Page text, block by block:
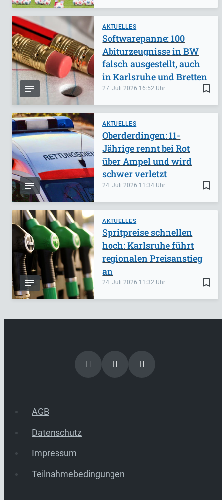
AKTUELLES
bookmark_border
27. Juli 2026 16:52
Softwarepanne: 100
Abiturzeugnisse in BW
falsch ausgestellt, auch
in Karlsruhe und Bretten
AKTUELLES
bookmark_border
24. Juli 2026 11:34
Oberderdingen: 11-
Jährige rennt bei Rot
über Ampel und wird
schwer verletzt
AKTUELLES
bookmark_border
24. Juli 2026 11:32
Spritpreise schnellen
hoch: Karlsruhe führt
regionalen Preisanstieg
an
AGB
Datenschutz
Impressum
Teilnahmebedingungen